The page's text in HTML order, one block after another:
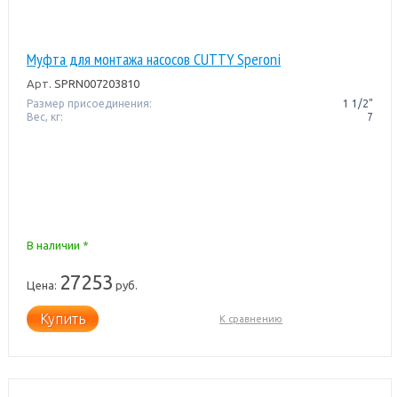
Муфта для монтажа насосов CUTTY Speroni
Арт. SPRN007203810
Размер присоединения:
1 1/2"
Вес, кг:
7
В наличии *
Цена: 27253 руб.
Купить К сравнению